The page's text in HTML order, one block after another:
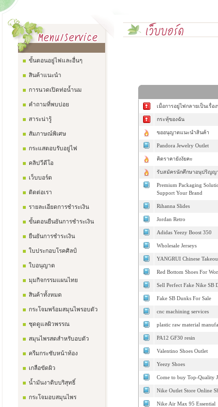
ขั้นตอนอยู่ไฟและอื่นๆ
สินค้าแนะนำ
การนวดเปิดท่อน้ำนม
คำถามที่พบบ่อย
สาระน่ารู้
สัมภาษณ์พิเศษ
กระแสตอบรับอยู่ไฟ
คลิปวีดีโอ
เว็บบอร์ด
ติดต่อเรา
รายละเอียดการชำระเงิน
ขั้นตอนยืนยันการชำระเงิน
ยืนยันการชำระเงิน
ใบประกอบโรคศิลป์
ใบอนุญาต
มุมกิจกรรมแผนไทย
สินค้าทั้งหมด
กระโจมพร้อมสมุนไพรอบตัว
ชุดดูแลผิวพรรณ
สมุนไพรสดสำหรับอบตัว
ครีมกระชับหน้าท้อง
เกลือขัดผิว
น้ำมันงาดิบบริสุทธิ์
กระโจมอบสมุนไพร
เมื่อการอยู่ไฟกลายเป็นเรื่อ
กระทุ้ของฉัน
ขออนุญาตแนะนำสินค้า
Pandora Jewelry Outlet
คิดราคายังงัยคะ
รับสมัครนักศึกษาอนุปริญญ
Premium Packaging
Support Your Brand
Rihanna Slides
Jordan Retro
Adidas Yeezy Boost 350
Wholesale Jerseys
YANGRUI Chinese
Red Bottom Shoes For
Sell Perfect Fake Nike SB
Fake SB Dunks For Sale
cnc machining services
plastic raw material
PA12 GF30 resin
Valentino Shoes Outlet
Yeezy Shoes
Come to buy Top-Quality
Nike Outlet Store Online
Nike Air Max 95 Essential